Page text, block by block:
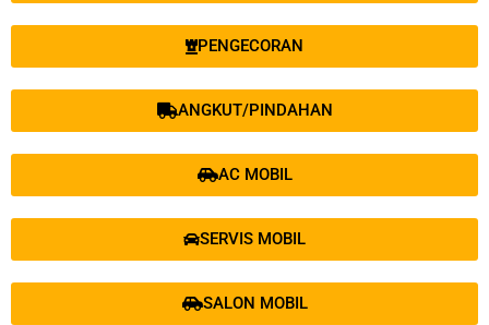
PENGECORAN
ANGKUT/PINDAHAN
AC MOBIL
SERVIS MOBIL
SALON MOBIL